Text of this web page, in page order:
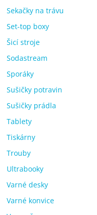
Sekačky na trávu
Set-top boxy
Šicí stroje
Sodastream
Sporáky
Sušičky potravin
Sušičky prádla
Tablety
Tiskárny
Trouby
Ultrabooky
Varné desky
Varné konvice